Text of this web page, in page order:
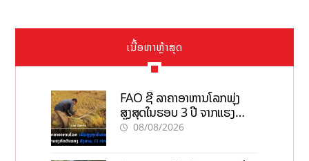
ເນື້ອຫາຫຼ້າສຸດ
FAO ຊີ້ ລາຄາອາຫານໂລກພຸ່ງ
ສູງສຸດໃນຮອບ 3 ປີ ຈາກແຮງ
ກົດດັນຂອງສົງຄາມ, El nino
08/08/2026